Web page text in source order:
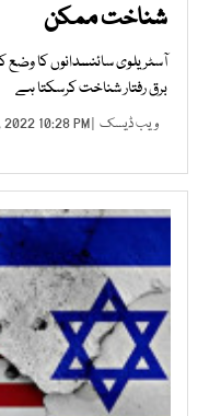
شناخت ممکن
آسٹریلوی سائنسدانوں کا وضع
برق رفتار شناخت کرسکتا ہے
ویب ڈیسک | MAR 06, 2022 10:28 PM |